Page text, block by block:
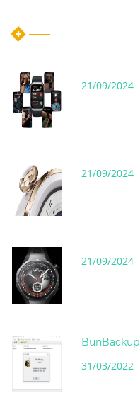
21/09/2024
21/09/2024
21/09/2024
BunBackup
31/03/2022